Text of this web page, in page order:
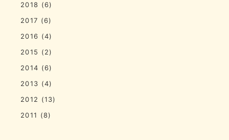
2018 (6)
2017 (6)
2016 (4)
2015 (2)
2014 (6)
2013 (4)
2012 (13)
2011 (8)